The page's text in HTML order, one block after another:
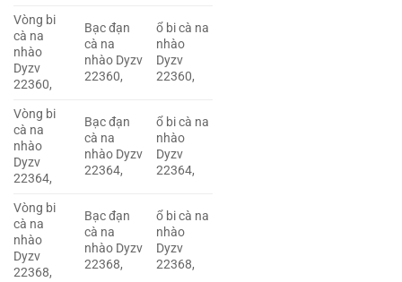
Vòng bi
cà na
nhào
Dyzv
22360,
Bạc đạn
cà na
nhào Dyzv
22360,
ổ bi cà na
nhào
Dyzv
22360,
Vòng bi
cà na
nhào
Dyzv
22364,
Bạc đạn
cà na
nhào Dyzv
22364,
ổ bi cà na
nhào
Dyzv
22364,
Vòng bi
cà na
nhào
Dyzv
22368,
Bạc đạn
cà na
nhào Dyzv
22368,
ổ bi cà na
nhào
Dyzv
22368,